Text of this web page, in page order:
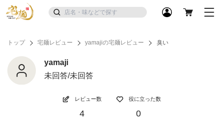
トップ 宅麺レビュー yamajiの宅麺レビュー 臭い
yamaji
未回答/未回答
レビュー数
4
役に立った数
0